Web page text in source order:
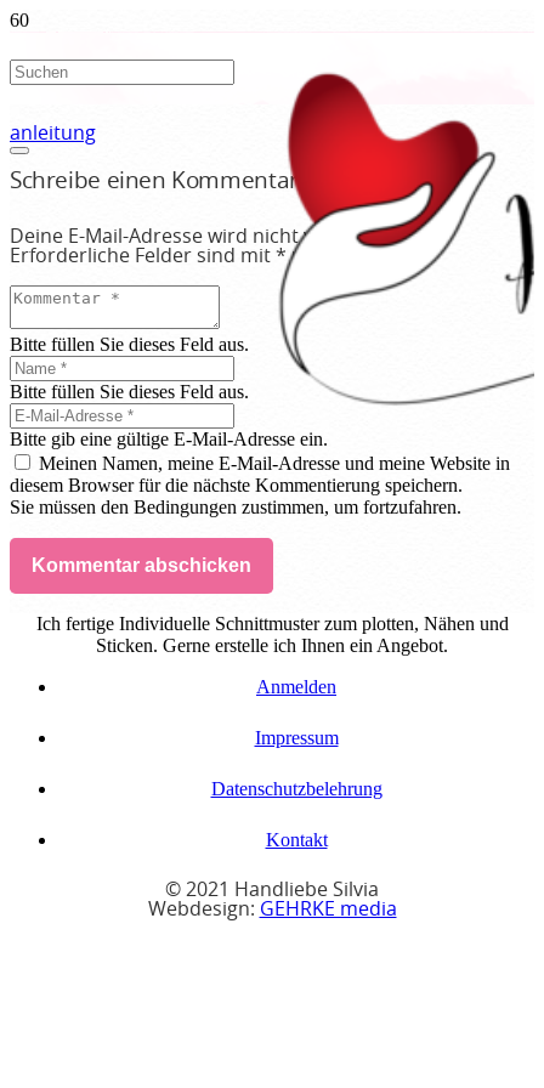
anleitung
Schreibe einen Kommentar
Deine E-Mail-Adresse wird nicht veröffentlicht.
Erforderliche Felder sind mit *markiert
Bitte füllen Sie dieses Feld aus.
Bitte füllen Sie dieses Feld aus.
Bitte gib eine gültige E-Mail-Adresse ein.
Meinen Namen, meine E-Mail-Adresse und meine Website in
diesem Browser für die nächste Kommentierung speichern.
Sie müssen den Bedingungen zustimmen, um fortzufahren.
Kommentar abschicken
Ich fertige Individuelle Schnittmuster zum plotten, Nähen und
Sticken. Gerne erstelle ich Ihnen ein Angebot.
Anmelden
Impressum
Datenschutzbelehrung
Kontakt
© 2021 Handliebe Silvia
Webdesign: GEHRKE media